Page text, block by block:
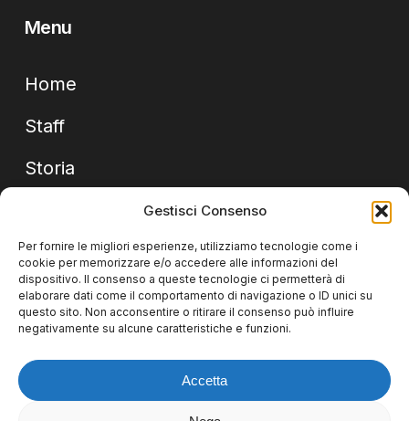
Gestisci Consenso
Per fornire le migliori esperienze, utilizziamo tecnologie come i
cookie per memorizzare e/o accedere alle informazioni del
dispositivo. Il consenso a queste tecnologie ci permetterà di
elaborare dati come il comportamento di navigazione o ID unici su
questo sito. Non acconsentire o ritirare il consenso può influire
negativamente su alcune caratteristiche e funzioni.
Accetta
Menu
Home
Staff
Storia
Contatti rapidi
Tel: +39 0575 98 13 36